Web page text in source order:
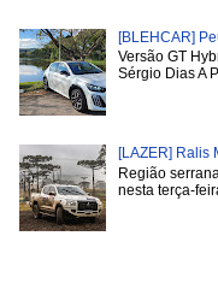
[BLEHCAR]
Versão GT
Sérgio Dias A
[LAZER] Ralis
Região
nesta terça-